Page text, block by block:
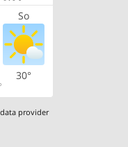
So
30°
data provider